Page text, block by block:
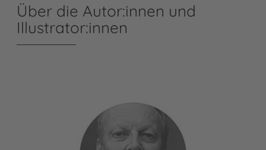
Über die Autor:innen und
Illustrator:innen